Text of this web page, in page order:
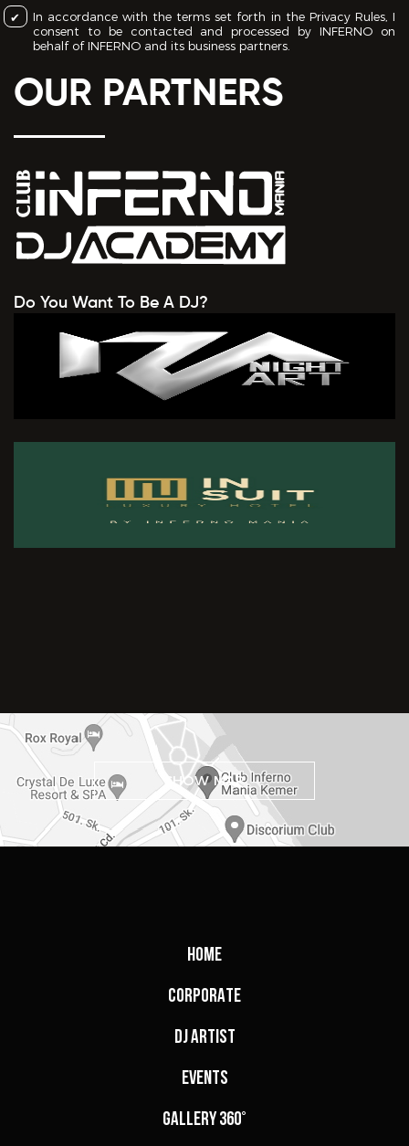
In accordance with the terms set forth in the Privacy Rules, I
consent to be contacted and processed by INFERNO on
behalf of INFERNO and its business partners.
OUR PARTNERS
Do You Want To Be A DJ?
SHOW MAP
HOME
CORPORATE
DJ ARTIST
EVENTS
GALLERY 360°